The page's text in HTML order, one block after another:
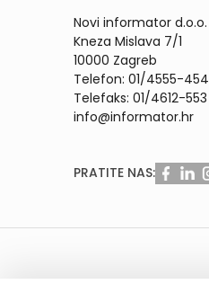
Novi informator d.o.o.
Kneza Mislava 7/1
10000 Zagreb
Telefon: 01/4555-454
Telefaks: 01/4612-553
info@informator.hr
PRATITE NAS: